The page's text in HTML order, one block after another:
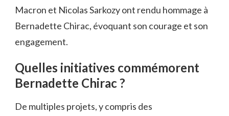
Macron et Nicolas Sarkozy ont rendu hommage à
Bernadette Chirac, évoquant son courage et son
engagement.
Quelles initiatives commémorent
Bernadette Chirac ?
De multiples projets, y compris des